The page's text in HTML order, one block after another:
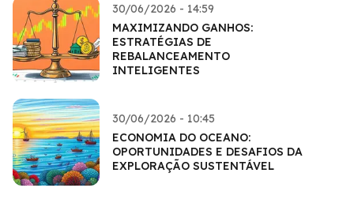
30/06/2026 - 14:59
MAXIMIZANDO GANHOS:
ESTRATÉGIAS DE
REBALANCEAMENTO
INTELIGENTES
30/06/2026 - 10:45
ECONOMIA DO OCEANO:
OPORTUNIDADES E DESAFIOS DA
EXPLORAÇÃO SUSTENTÁVEL